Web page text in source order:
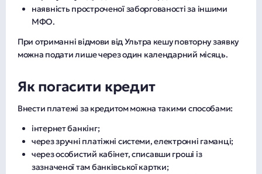
наявність простроченої заборгованості за іншими
МФО.
При отриманні відмови від Ультра кешу повторну заявку
можна подати лише через один календарний місяць.
Як погасити кредит
Внести платежі за кредитом можна такими способами:
інтернет банкінг;
через зручні платіжні системи, електронні гаманці;
через особистий кабінет, списавши гроші із
зазначеної там банківської картки;